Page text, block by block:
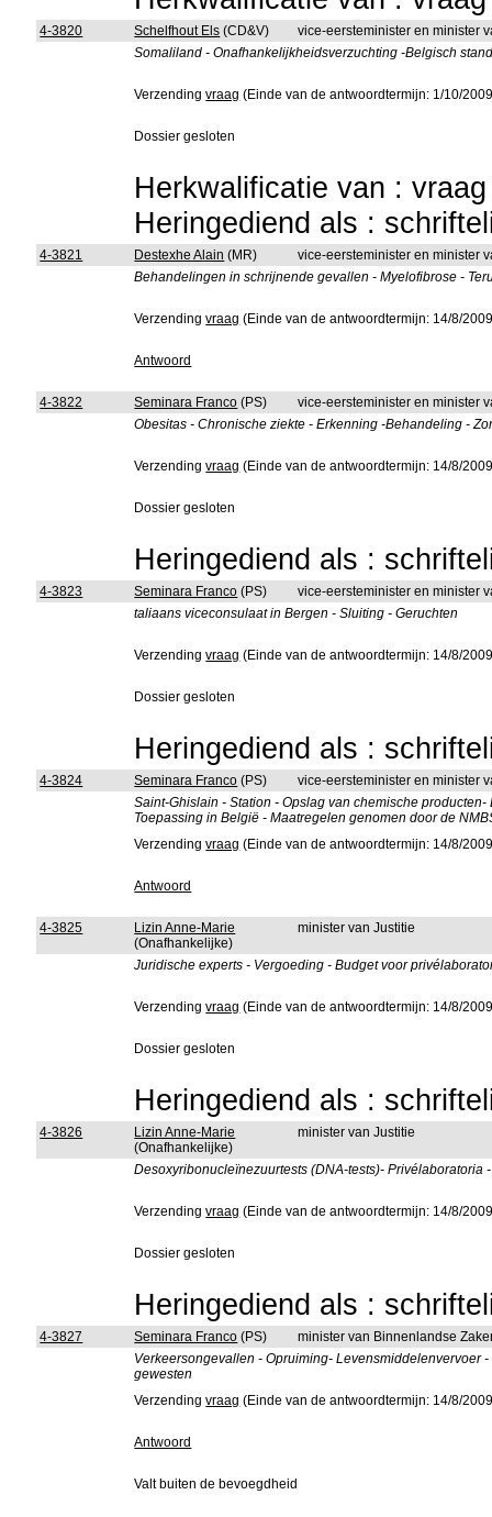
4-3820 Schelfhout Els (CD&V)
vice-eersteminister en minister
Somaliland - Onafhankelijkheidsverzuchting -Belgisch
Verzendingvraag (Einde van de antwoordtermijn: 1/10/
Dossier gesloten
Herkwalificatie van :
Heringediend als :
4-3821 Destexhe Alain (MR)
vice-eersteminister en minister
Behandelingen in schrijnende gevallen - Myelofibrose -
Verzendingvraag (Einde van de antwoordtermijn: 14/8/
Antwoord
4-3822 Seminara Franco (PS)
vice-eersteminister en minister
Obesitas - Chronische ziekte - Erkenning -Behandeling -
Verzendingvraag (Einde van de antwoordtermijn: 14/8/
Dossier gesloten
Heringediend als :
4-3823 Seminara Franco (PS)
vice-eersteminister en minister
taliaans viceconsulaat in Bergen - Sluiting - Geruchten
Verzendingvraag (Einde van de antwoordtermijn: 14/8/
Dossier gesloten
Heringediend als :
4-3824 Seminara Franco (PS)
vice-eersteminister en minister
Saint-Ghislain - Station - Opslag van chemische
Toepassing in België - Maatregelen genomen door de
Verzendingvraag (Einde van de antwoordtermijn: 14/8/
Antwoord
4-3825
Lizin Anne-Marie
(Onafhankelijke)
minister van Justitie
Juridische experts - Vergoeding - Budget voor
Verzendingvraag (Einde van de antwoordtermijn: 14/8/
Dossier gesloten
Heringediend als :
4-3826
Lizin Anne-Marie
(Onafhankelijke)
minister van Justitie
Desoxyribonucleïnezuurtests (DNA-tests)-
Verzendingvraag (Einde van de antwoordtermijn: 14/8/
Dossier gesloten
Heringediend als :
4-3827 Seminara Franco (PS)
minister van Binnenlandse
Verkeersongevallen - Opruiming- Levensmiddelenvervoer
gewesten
Verzendingvraag (Einde van de antwoordtermijn: 14/8/
Antwoord
Valt buiten de bevoegdheid